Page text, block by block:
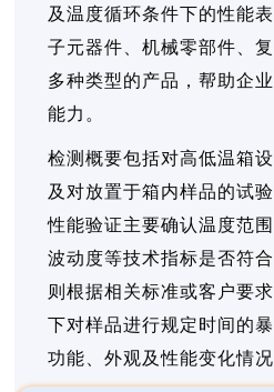
及温度循环条件下的性能
子元器件、机械零部件、
多种类型的产品，帮助企
能力。
检测概要包括对高低温箱
及对放置于箱内样品的试
性能验证主要确认温度范
波动度等技术指标是否符
则根据相关标准或客户要
下对样品进行规定时间的
功能、外观及性能变化情况